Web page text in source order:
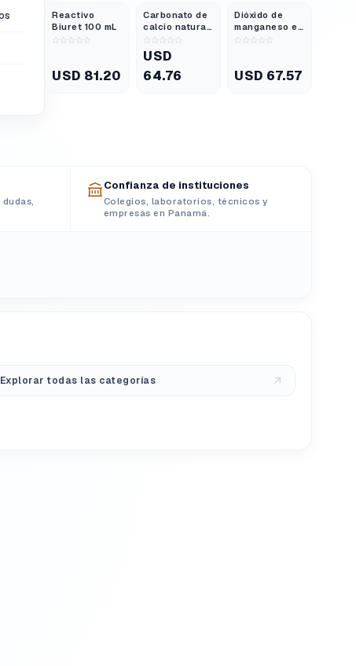
Reactivo
Biuret 100 mL
USD 81.20
Carbonato de
calcio natural
grado
laboratorio
500g
USD
64.76
Dióxido de
manganeso en
polvo grado
USD 67.57
Confianza de instituciones
Colegios, laboratorios, técnicos y
empresas en Panamá.
Explorar todas las categorías